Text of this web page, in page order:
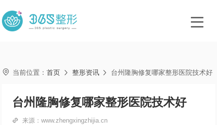
 当前位置：首页  整形资讯  台州隆胸修复哪家整形医院技术好
台州隆胸修复哪家整形医院技术好
 来源：www.zhengxingzhijia.cn